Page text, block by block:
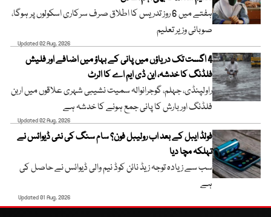
ہفتے میں 6 روز تدریس کا اطلاق صرف سرکاری اسکولوں پر ہوگا،
صوبائی وزیر تعلیم
Updated 02 Aug, 2026
4 اگست تک دریاؤں میں پانی کے بہاؤ میں اضافے اور فلیش
فلڈنگ کا خدشہ، این ڈی ایم اے کا الرٹ
راولپنڈی، جہلم، گوجرانوالہ سمیت نشیبی شہری علاقوں میں اربن
فلڈنگ اور بارش کا پانی جمع ہونے کا خدشہ ہے
Updated 02 Aug, 2026
فولڈ ایبل کے بعد اب رولیبل فون؟ سام سنگ کی نئی ڈیوائس نے
تہلکہ مچا دیا
سب سے زیادہ توجہ زیڈ نائن کوڈ نیم والی ڈیوائس نے حاصل کی
ہے
Updated 01 Aug, 2026